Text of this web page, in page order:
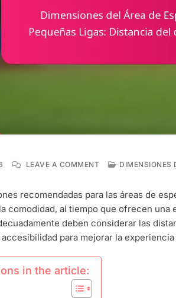
LEAVE A COMMENTON
ÁREA
DE
ESPECTADORES
BÉISBOL
DIMENSIONES
recomendadas para las áreas de
comodidad, al tiempo que ofrecen una
deben considerar las
para mejorar la
in the article: